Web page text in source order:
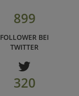
899
FOLLOWER BEI
TWITTER
320